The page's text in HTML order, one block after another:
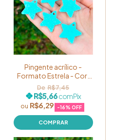
Pingente acrílico -
Formato Estrela - Cor:
Verde Água GLITTER
Candy Color - Pacote
com 05 unidades
R$6,29 -16% OFF
R$7,45
R$5,66comPix